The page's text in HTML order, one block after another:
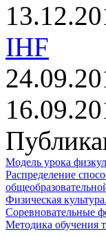
IHF
Модель урока
Распределение
Физическая
Соревновательные
Методика обучения